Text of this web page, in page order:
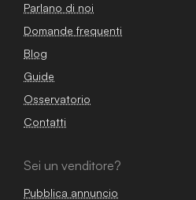
Parlano di noi
Domande frequenti
Blog
Guide
Osservatorio
Contatti
Sei un venditore?
Pubblica annuncio